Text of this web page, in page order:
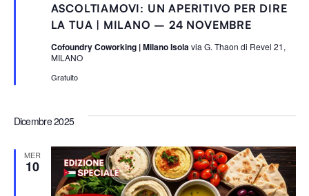
ASCOLTIAMOVI: UN APERITIVO PER DIRE
LA TUA | MILANO – 24 NOVEMBRE
g
n
a
l
a
t
i
Cofoundry Coworking | Milano Isola via G. Thaon di Revel 21,
MILANO
Gratuito
Dicembre 2025
MER
10